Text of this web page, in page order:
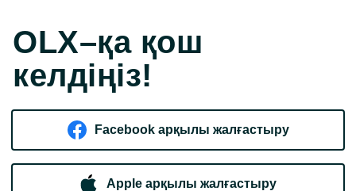
OLX–қа қош
келдіңіз!
Facebook арқылы жалғастыру
Apple арқылы жалғастыру